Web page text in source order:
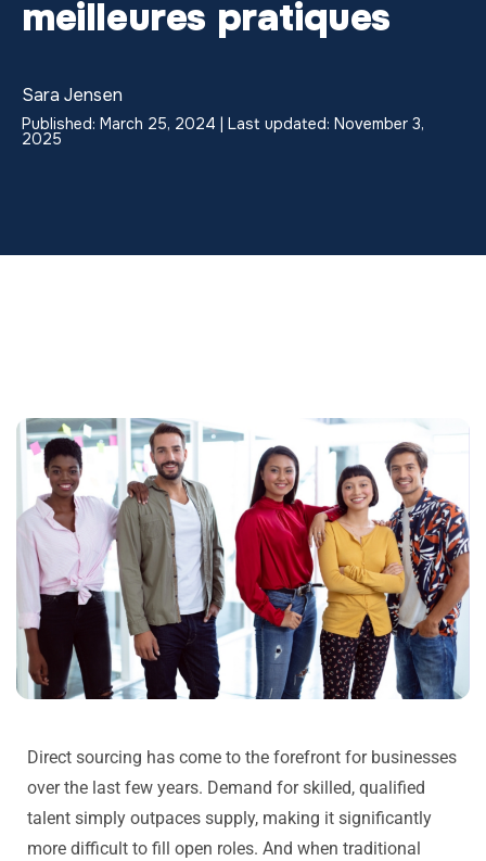
meilleures pratiques
Sara Jensen
Published: March 25, 2024 | Last updated: November 3,
2025
Direct sourcing has come to the forefront for businesses
over the last few years. Demand for skilled, qualified
talent simply outpaces supply, making it significantly
more difficult to fill open roles. And when traditional